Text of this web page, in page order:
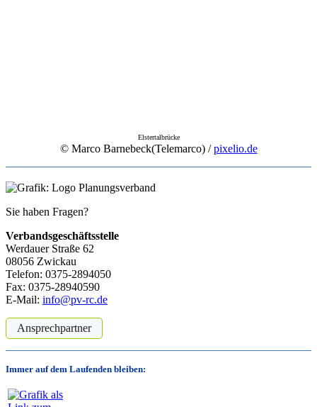
Elstertalbrücke
© Marco Barnebeck(Telemarco) /pixelio.de
Sie haben Fragen?
Verbandsgeschäftsstelle
Werdauer Straße 62
08056 Zwickau
Telefon: 0375-2894050
Fax: 0375-28940590
E-Mail: info@pv-rc.de
Ansprechpartner
Immer auf dem Laufenden bleiben: